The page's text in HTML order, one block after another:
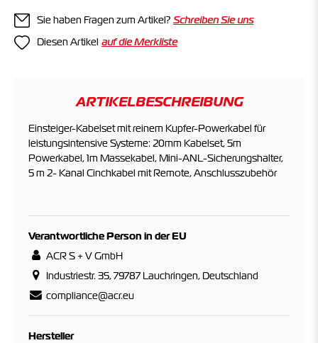
Sie haben Fragen zum Artikel? Schreiben Sie uns
Diesen Artikel
ARTIKELBESCHREIBUNG
Einsteiger-Kabelset mit reinem Kupfer-Powerkabel für
leistungsintensive Systeme: 20mm Kabelset, 5m
Powerkabel, 1m Massekabel, Mini-ANL-Sicherungshalter,
5 m 2- Kanal Cinchkabel mit Remote, Anschlusszubehör
Verantwortliche Person in der EU
ACR S + V GmbH
Industriestr. 35, 79787 Lauchringen, Deutschland
compliance@acr.eu
Hersteller